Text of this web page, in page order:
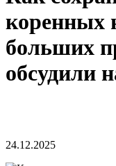
коренных
больших
обсудили
24.12.2025